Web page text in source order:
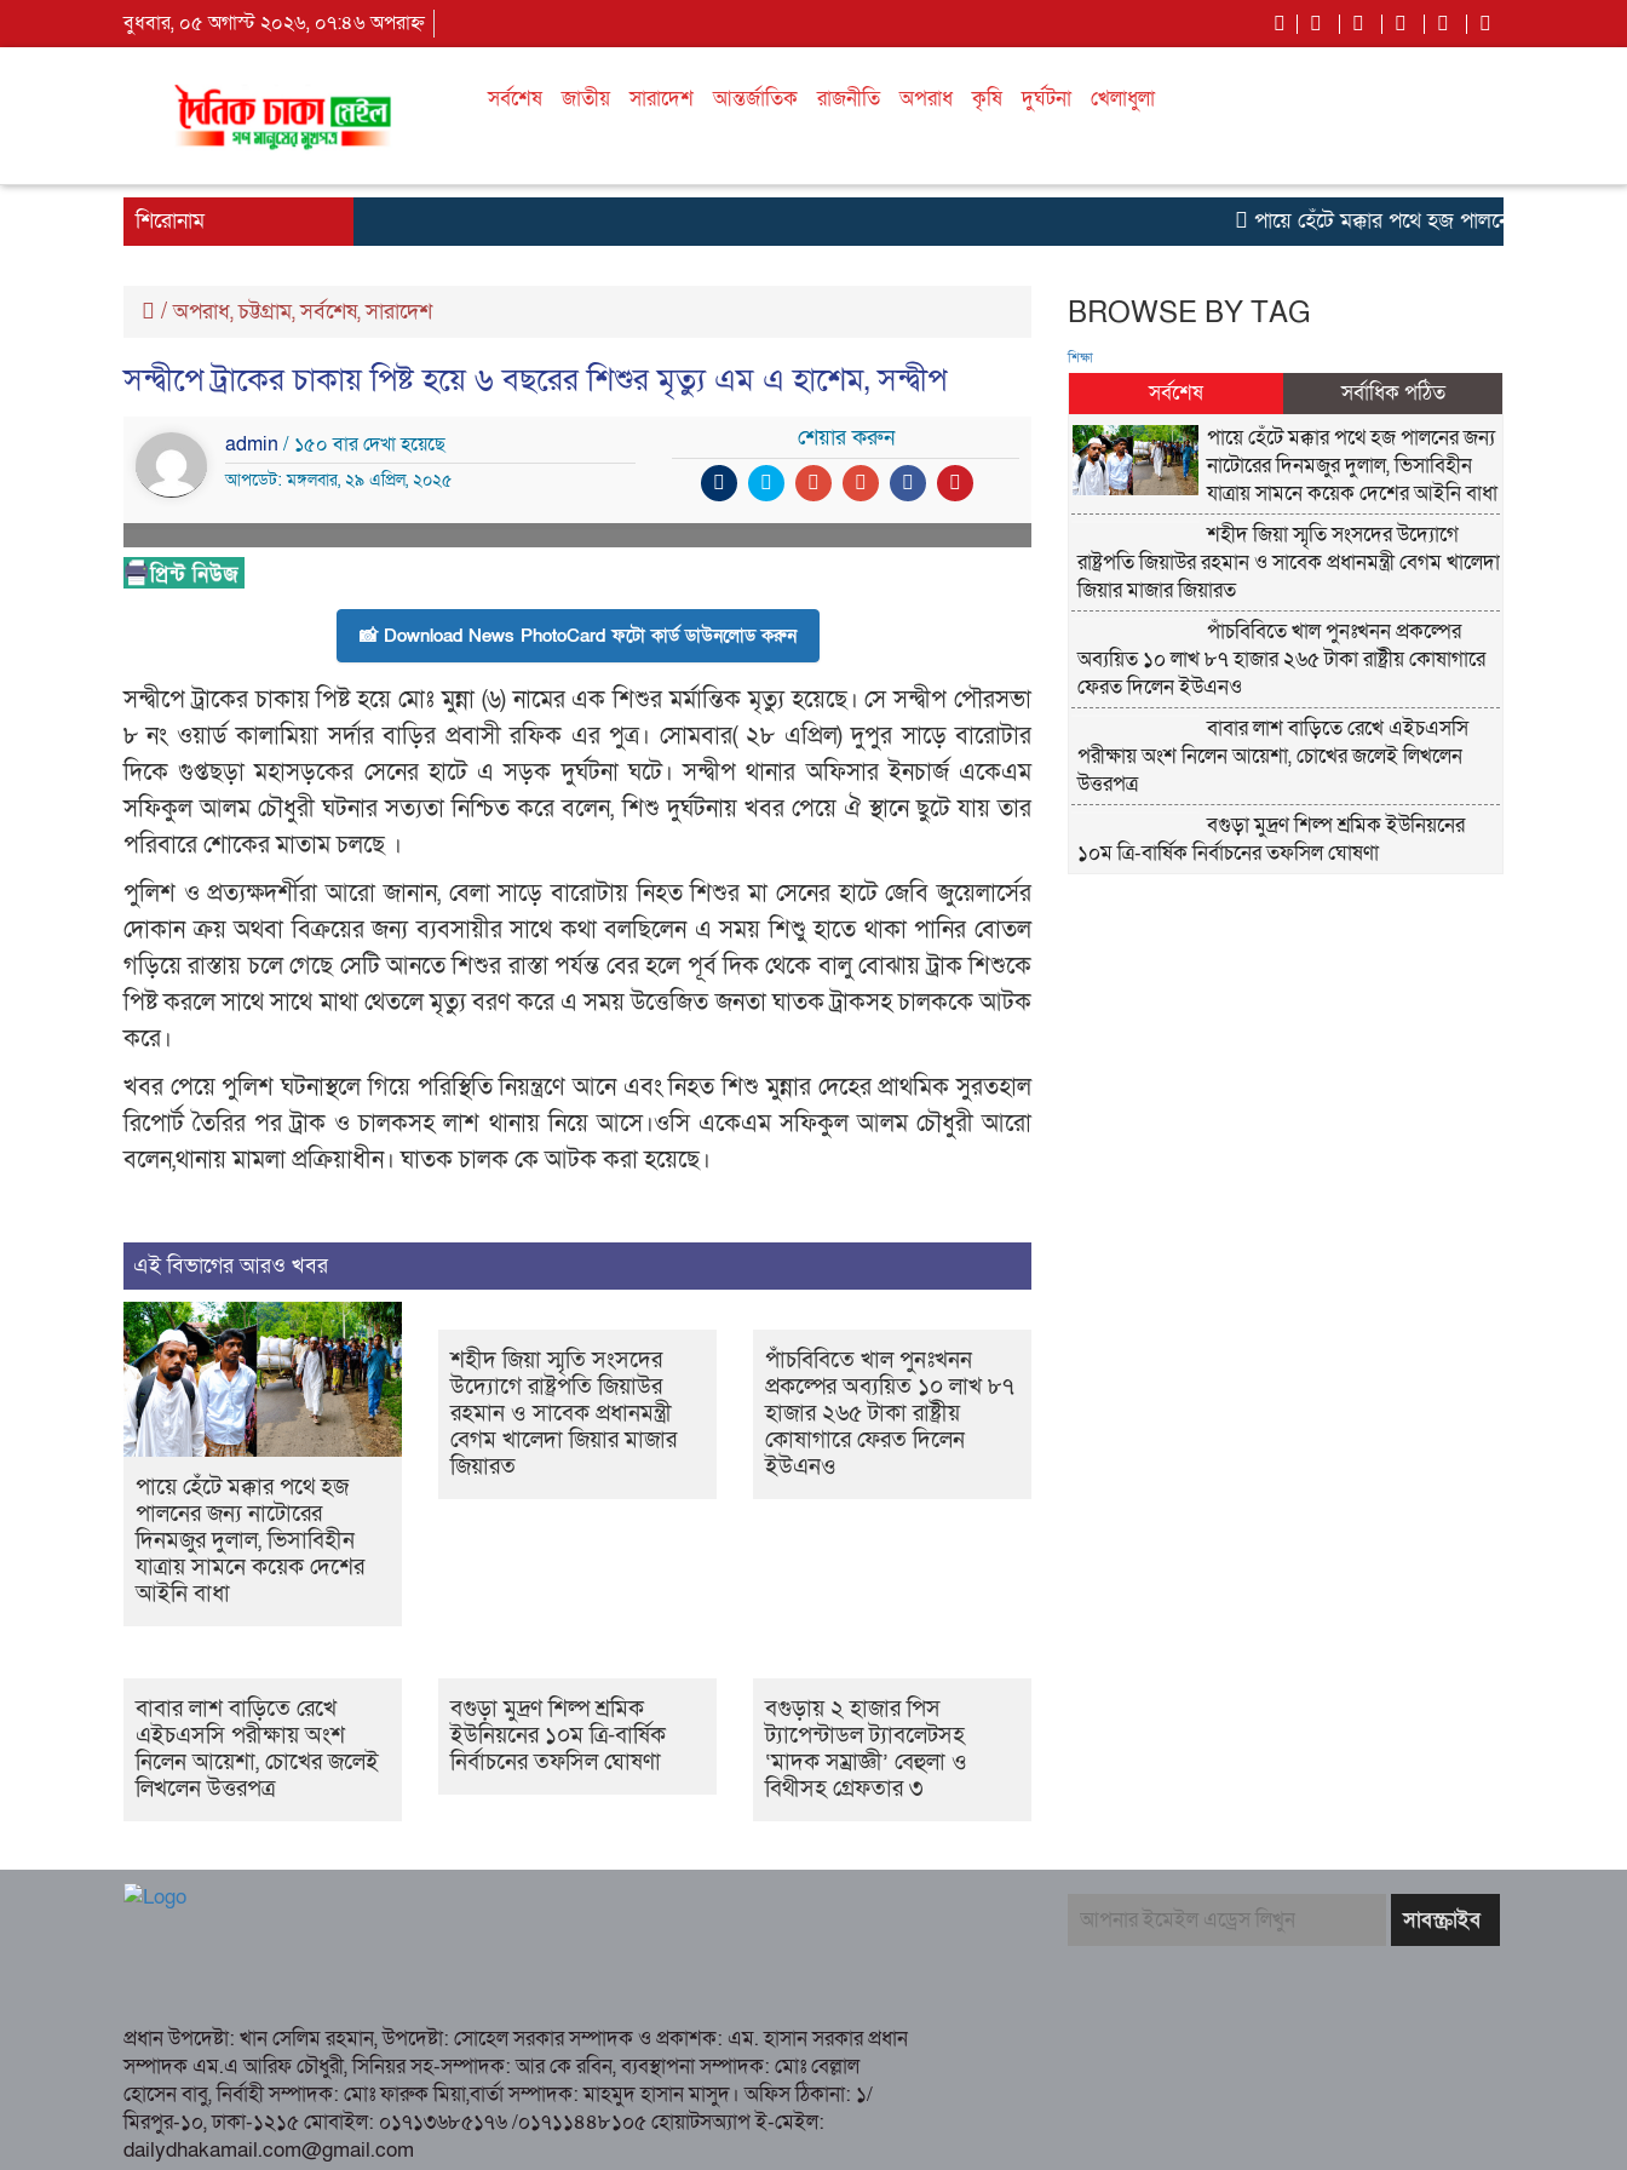
বুধবার, ০৫ অগাস্ট ২০২৬, ০৭:৪৬ অপরাহ্ন
সর্বশেষ জাতীয় সারাদেশ আন্তর্জাতিক রাজনীতি অপরাধ কৃষি দুর্ঘটনা খেলাধুলা
শিরোনাম পায়ে হেঁটে মক্কার পথে হজ পালনের জন্য
/অপরাধ,চট্টগ্রাম,সর্বশেষ,সারাদেশ
সন্দ্বীপে ট্রাকের চাকায় পিষ্ট হয়ে ৬ বছরের শিশুর মৃত্যু এম এ হাশেম, সন্দ্বীপ
admin / ১৫০ বার দেখা হয়েছে
আপডেট: মঙ্গলবার, ২৯ এপ্রিল, ২০২৫
শেয়ার করুন
📸 Download News PhotoCard ফটো কার্ড ডাউনলোড করুন
সন্দ্বীপে ট্রাকের চাকায় পিষ্ট হয়ে মোঃ মুন্না (৬) নামের এক শিশুর মর্মান্তিক মৃত্যু হয়েছে। সে সন্দ্বীপ পৌরসভা
৮ নং ওয়ার্ড কালামিয়া সর্দার বাড়ির প্রবাসী রফিক এর পুত্র। সোমবার( ২৮ এপ্রিল) দুপুর সাড়ে বারোটার
দিকে গুপ্তছড়া মহাসড়কের সেনের হাটে এ সড়ক দুর্ঘটনা ঘটে। সন্দ্বীপ থানার অফিসার ইনচার্জ একেএম
সফিকুল আলম চৌধুরী ঘটনার সত্যতা নিশ্চিত করে বলেন, শিশু দুর্ঘটনায় খবর পেয়ে ঐ স্থানে ছুটে যায় তার
পরিবারে শোকের মাতাম চলছে ।
পুলিশ ও প্রত্যক্ষদর্শীরা আরো জানান, বেলা সাড়ে বারোটায় নিহত শিশুর মা সেনের হাটে জেবি জুয়েলার্সের
দোকান ক্রয় অথবা বিক্রয়ের জন্য ব্যবসায়ীর সাথে কথা বলছিলেন এ সময় শিশুু হাতে থাকা পানির বোতল
গড়িয়ে রাস্তায় চলে গেছে সেটি আনতে শিশুর রাস্তা পর্যন্ত বের হলে পূর্ব দিক থেকে বালু বোঝায় ট্রাক শিশুকে
পিষ্ট করলে সাথে সাথে মাথা থেতলে মৃত্যু বরণ করে এ সময় উত্তেজিত জনতা ঘাতক ট্রাকসহ চালককে আটক
করে।
খবর পেয়ে পুলিশ ঘটনাস্থলে গিয়ে পরিস্থিতি নিয়ন্ত্রণে আনে এবং নিহত শিশু মুন্নার দেহের প্রাথমিক সুরতহাল
রিপোর্ট তৈরির পর ট্রাক ও চালকসহ লাশ থানায় নিয়ে আসে।ওসি একেএম সফিকুল আলম চৌধুরী আরো
বলেন,থানায় মামলা প্রক্রিয়াধীন। ঘাতক চালক কে আটক করা হয়েছে।
এই বিভাগের আরও খবর
পায়ে হেঁটে মক্কার পথে হজ
পালনের জন্য নাটোরের
দিনমজুর দুলাল, ভিসাবিহীন
যাত্রায় সামনে কয়েক দেশের
আইনি বাধা
শহীদ জিয়া স্মৃতি সংসদের
উদ্যোগে রাষ্ট্রপতি জিয়াউর
রহমান ও সাবেক প্রধানমন্ত্রী
বেগম খালেদা জিয়ার মাজার
জিয়ারত
পাঁচবিবিতে খাল পুনঃখনন
প্রকল্পের অব্যয়িত ১০ লাখ ৮৭
হাজার ২৬৫ টাকা রাষ্ট্রীয়
কোষাগারে ফেরত দিলেন
ইউএনও
বাবার লাশ বাড়িতে রেখে
এইচএসসি পরীক্ষায় অংশ
নিলেন আয়েশা, চোখের জলেই
লিখলেন উত্তরপত্র
বগুড়া মুদ্রণ শিল্প শ্রমিক
ইউনিয়নের ১০ম ত্রি-বার্ষিক
নির্বাচনের তফসিল ঘোষণা
বগুড়ায় ২ হাজার পিস
ট্যাপেন্টাডল ট্যাবলেটসহ
‘মাদক সম্রাজ্ঞী’ বেহুলা ও
বিথীসহ গ্রেফতার ৩
BROWSE BY TAG
শিক্ষা
সর্বশেষ
সর্বাধিক পঠিত
পায়ে হেঁটে মক্কার পথে হজ পালনের জন্য
নাটোরের দিনমজুর দুলাল, ভিসাবিহীন
যাত্রায় সামনে কয়েক দেশের আইনি বাধা
শহীদ জিয়া স্মৃতি সংসদের উদ্যোগে
রাষ্ট্রপতি জিয়াউর রহমান ও সাবেক প্রধানমন্ত্রী বেগম খালেদা
জিয়ার মাজার জিয়ারত
পাঁচবিবিতে খাল পুনঃখনন প্রকল্পের
অব্যয়িত ১০ লাখ ৮৭ হাজার ২৬৫ টাকা রাষ্ট্রীয় কোষাগারে
ফেরত দিলেন ইউএনও
বাবার লাশ বাড়িতে রেখে এইচএসসি
পরীক্ষায় অংশ নিলেন আয়েশা, চোখের জলেই লিখলেন
উত্তরপত্র
বগুড়া মুদ্রণ শিল্প শ্রমিক ইউনিয়নের
১০ম ত্রি-বার্ষিক নির্বাচনের তফসিল ঘোষণা
প্রধান উপদেষ্টা: খান সেলিম রহমান, উপদেষ্টা: সোহেল সরকার সম্পাদক ও প্রকাশক: এম. হাসান সরকার প্রধান
সম্পাদক এম.এ আরিফ চৌধুরী, সিনিয়র সহ-সম্পাদক: আর কে রবিন, ব্যবস্থাপনা সম্পাদক: মোঃ বেল্লাল
হোসেন বাবু, নির্বাহী সম্পাদক: মোঃ ফারুক মিয়া,বার্তা সম্পাদক: মাহমুদ হাসান মাসুদ। অফিস ঠিকানা: ১/
মিরপুর-১০, ঢাকা-১২১৫ মোবাইল: ০১৭১৩৬৮৫১৭৬ /০১৭১১৪৪৮১০৫ হোয়াটসঅ্যাপ ই-মেইল:
dailydhakamail.com@gmail.com